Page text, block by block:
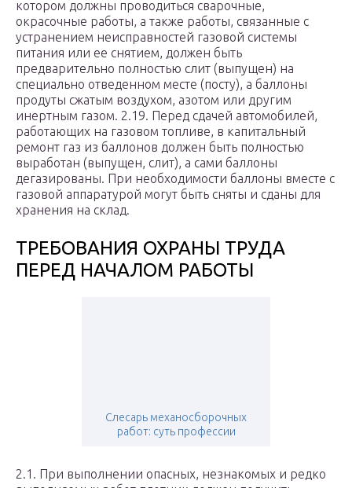
котором должны проводиться сварочные,
окрасочные работы, а также работы, связанные с
устранением неисправностей газовой системы
питания или ее снятием, должен быть
предварительно полностью слит (выпущен) на
специально отведенном месте (посту), а баллоны
продуты сжатым воздухом, азотом или другим
инертным газом. 2.19. Перед сдачей автомобилей,
работающих на газовом топливе, в капитальный
ремонт газ из баллонов должен быть полностью
выработан (выпущен, слит), а сами баллоны
дегазированы. При необходимости баллоны вместе с
газовой аппаратурой могут быть сняты и сданы для
хранения на склад.
ТРЕБОВАНИЯ ОХРАНЫ ТРУДА
ПЕРЕД НАЧАЛОМ РАБОТЫ
Слесарь механосборочных
работ: суть профессии
2.1. При выполнении опасных, незнакомых и редко